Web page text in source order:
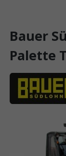
Bauer
Palette